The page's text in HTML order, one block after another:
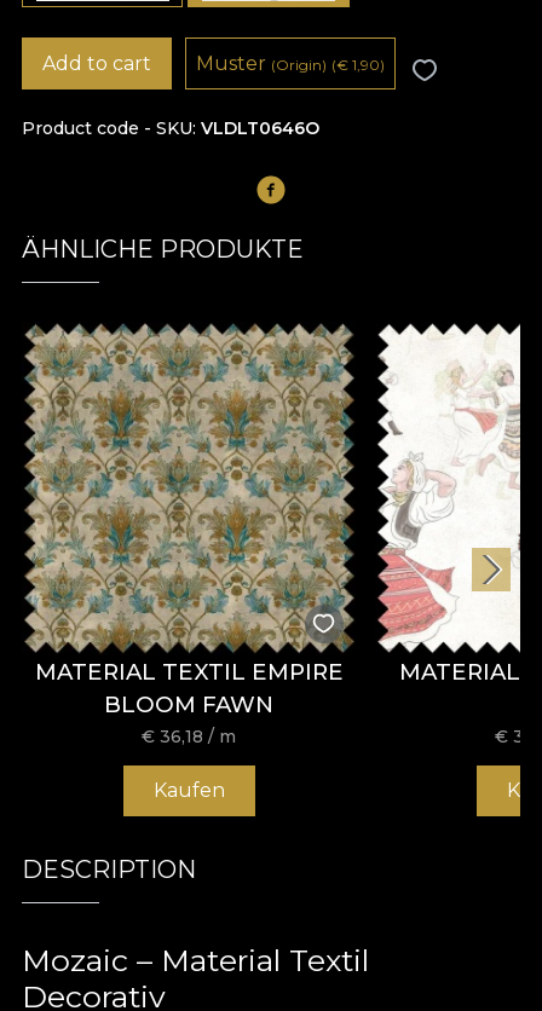
Product code - SKU VLDLT0646O
Add to cart Muster (Origin) (€ 1,90)
ÄHNLICHE PRODUKTE
MATERIAL TEXTIL EMPIRE
BLOOM FAWN
€36,18 / m
Kaufen
MATERIAL
€
DESCRIPTION
Mozaic – Material Textil
Decorativ